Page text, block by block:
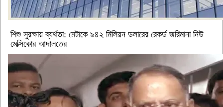
শিশু সুরক্ষায় ব্যর্থতা: মেটাকে ৯৪২ মিলিয়ন ডলারের রেকর্ড জরিমানা নিউ
মেক্সিকোর আদালতের